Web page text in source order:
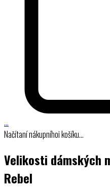
…
Načítaní nákupníhoi košíku…
Velikosti dámských
Rebel